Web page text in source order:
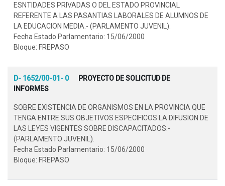
ESNTIDADES PRIVADAS O DEL ESTADO PROVINCIAL
REFERENTE A LAS PASANTIAS LABORALES DE ALUMNOS DE
LA EDUCACION MEDIA.- (PARLAMENTO JUVENIL).
Fecha Estado Parlamentario: 15/06/2000
Bloque: FREPASO
D- 1652/00-01- 0
PROYECTO DE SOLICITUD DE
INFORMES
SOBRE EXISTENCIA DE ORGANISMOS EN LA PROVINCIA QUE
TENGA ENTRE SUS OBJETIVOS ESPECIFICOS LA DIFUSION DE
LAS LEYES VIGENTES SOBRE DISCAPACITADOS.-
(PARLAMENTO JUVENIL).
Fecha Estado Parlamentario: 15/06/2000
Bloque: FREPASO